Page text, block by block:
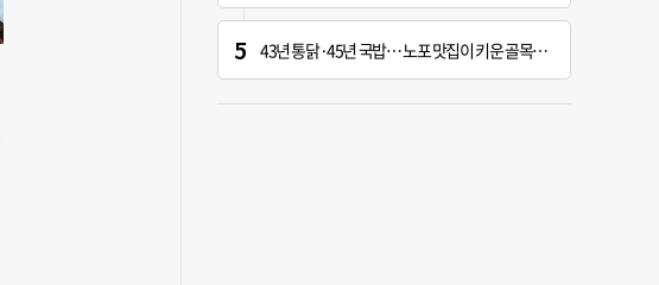
43년 통닭·45년 국밥… 노포 맛집이 키운 골목시장 [골목시장, 다시 장날]